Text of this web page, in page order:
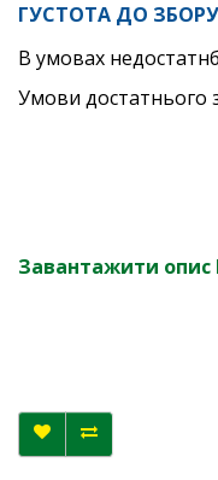
ГУСТОТА ДО
В умовах
Умови
Завантажити опис